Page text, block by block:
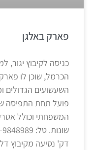
פארק באלגן
כניסה לקיבוץ יגור,
הכרמל, שוכן לו
השעשועים הגדולים
פועל תחת התפיסה
דק' נסיעה מקיבוץ